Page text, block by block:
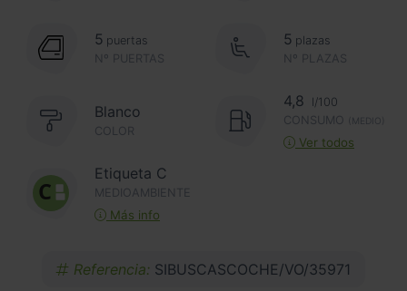
Nº PUERTAS
5 puertas
Nº PLAZAS
5 plazas
Blanco
COLOR
4,8
l/100
CONSUMO
(MEDIO)
Ver todos
Etiqueta C
MEDIOAMBIENTE
Más info
Referencia: SIBUSCASCOCHE/VO/35971